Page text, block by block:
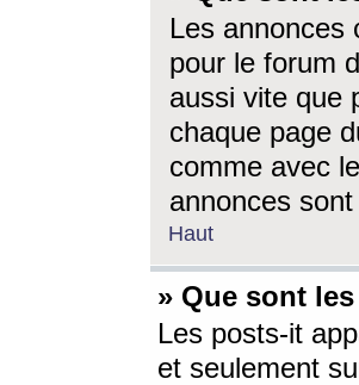
Les annonces
pour le forum
aussi vite que
chaque page
comme avec
annonces
Haut
» Que sont
Les posts-it
et seulement